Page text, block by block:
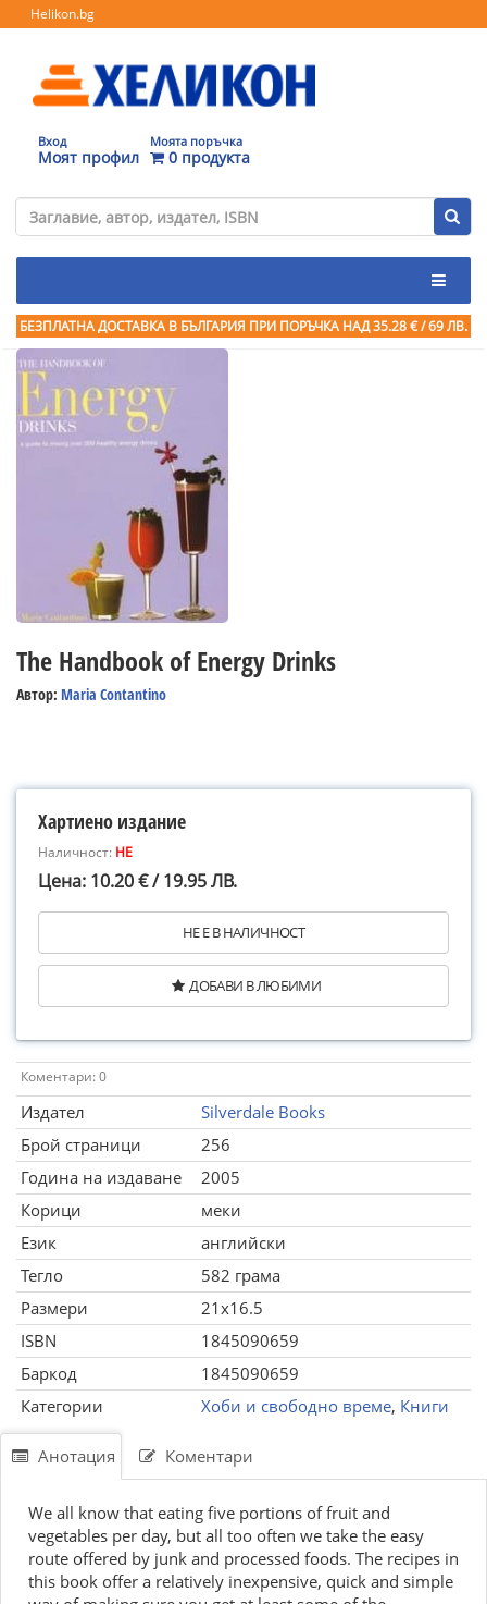
Helikon.bg
Вход
Моят профил
Моята поръчка
0 продукта
БЕЗПЛАТНА ДОСТАВКА В БЪЛГАРИЯ ПРИ ПОРЪЧКА НАД 35.28 € / 69 ЛВ.
The Handbook of Energy Drinks
Автор: Maria Contantino
Хартиено издание
Наличност: НЕ
Цена: 10.20 € / 19.95 ЛВ.
НЕ Е В НАЛИЧНОСТ
ДОБАВИ В ЛЮБИМИ
Коментари: 0
Издател
Silverdale Books
Брой страници
256
Година на издаване
2005
Корици
меки
Език
английски
Тегло
582 грама
Размери
21x16.5
ISBN
1845090659
Баркод
1845090659
Категории
Хоби и свободно време, Книги
Анотация Коментари
We all know that eating five portions of fruit and
vegetables per day, but all too often we take the easy
route offered by junk and processed foods. The recipes in
this book offer a relatively inexpensive, quick and simple